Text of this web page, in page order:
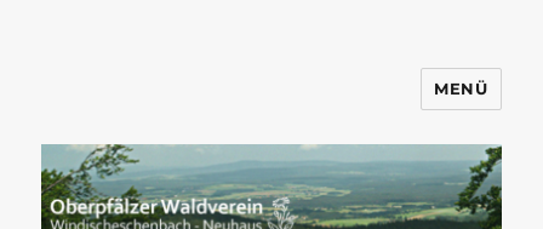
Windischeschenbach-Neuhaus
MENÜ